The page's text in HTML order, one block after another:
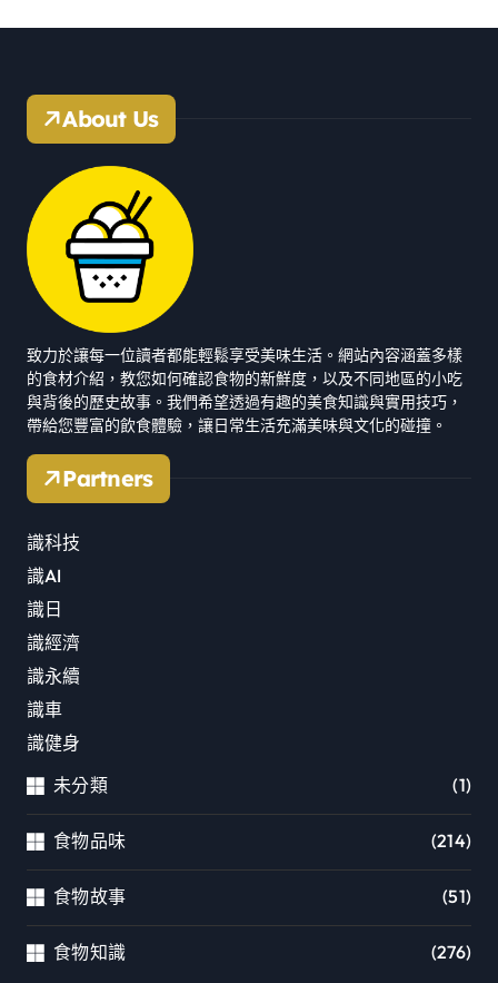
About Us
致力於讓每一位讀者都能輕鬆享受美味生活。網站內容涵蓋多樣
的食材介紹，教您如何確認食物的新鮮度，以及不同地區的小吃
與背後的歷史故事。我們希望透過有趣的美食知識與實用技巧，
帶給您豐富的飲食體驗，讓日常生活充滿美味與文化的碰撞。
Partners
識科技
識AI
識日
識經濟
識永續
識車
識健身
未分類
(1)
食物品味 (214)
食物故事 (51)
食物知識 (276)